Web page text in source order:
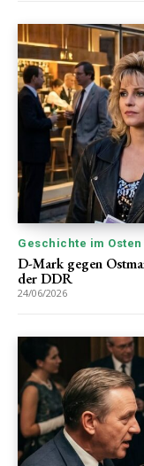
Geschichte im Osten
D-Mark gegen
der DDR
24/06/2026